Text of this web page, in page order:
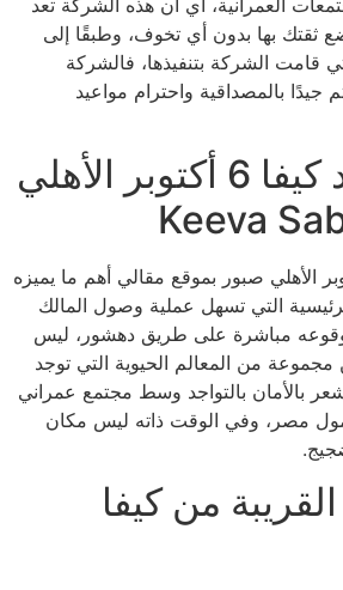
العمرانية، أي أن هذه الشركة تعد
ثقتك بها بدون أي تخوف، وطبقًا إلى
قامت الشركة بتنفيذها، فالشركة
جيدًا بالمصداقية واحترام مواعيد
موقع كمبوند كيفا 6 أكتوبر الأهلي
كمبوند كيفا 6 أكتوبر الأهلي صبور بموقع مقالي أهم ما يميزه
التي تسهل عملية وصول المالك
وقوعه مباشرة على طريق دهشور، ليس
من المعالم الحيوية التي توجد
تشعر بالأمان بالتواجد وسط مجتمع عمراني
مصر، وفي الوقت ذاته ليس مكان
من كيفا